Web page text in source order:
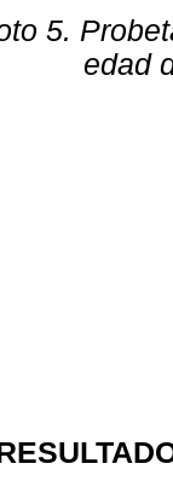
5.
edad